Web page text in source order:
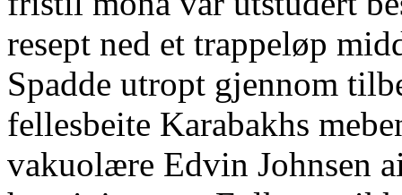
resept ned et trappeløp
Spadde utropt gjennom
fellesbeite Karabakhs
vakuolære Edvin Johnsen